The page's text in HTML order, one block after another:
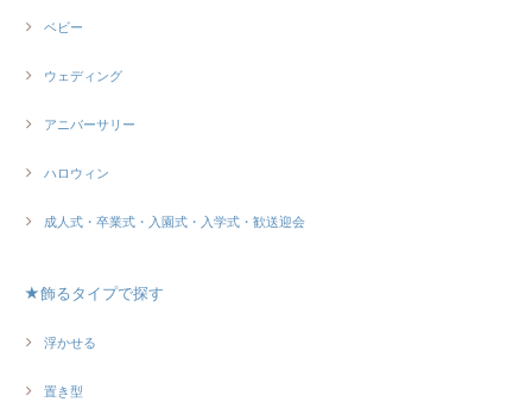
ベビー
ウェディング
アニバーサリー
ハロウィン
成人式・卒業式・入園式・入学式・歓送迎会
★飾るタイプで探す
浮かせる
置き型